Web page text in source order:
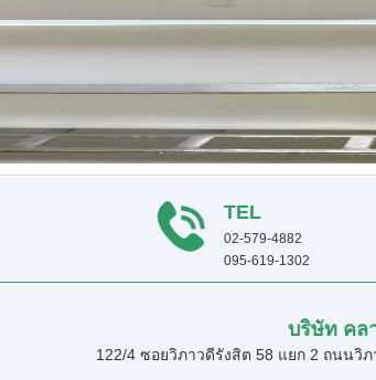
TEL
02-579-4882
095-619-1302
บริษัท คล
122/4 ซอยวิภาวดีรังสิต 58 แยก 2 ถนนวิ